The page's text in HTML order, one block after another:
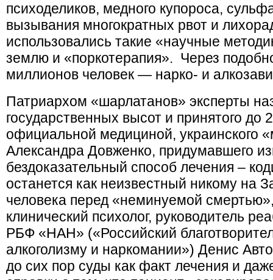
психоделиков, медного купороса,
вызывания многократных рвот и
использовались такие «научные
землю и «поркотерапия». Через
миллионов человек — нарко- и
Патриархом «шарлатанов» эксперты
государственных высот и принятого до
официальной медициной, украинского
Александра Довженко, придумавшего
бездоказательный способ лечения –
останется как неизвестный никому на
человека перед «неминуемой
клинический психолог, руководитель
РБФ «НАН» («Российский
алкоголизму и наркомании») Денис
до сих пор суды как факт лечения и